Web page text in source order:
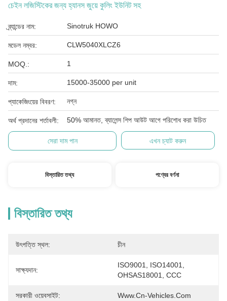
চেইন লজিস্টিকের জন্য হ্যানস জুয়ে কুলিং ইউনিট সহ
ব্র্যান্ডের নাম: Sinotruk HOWO
মডেল নম্বর: CLW5040XLCZ6
MOQ.: 1
দাম: 15000-35000 per unit
প্যাকেজিংয়ের বিবরণ: নগ্ন
অর্থ প্রদানের শর্তাবলী: 50% আমানত, ব্যালেন্স শিপ আউট আগে পরিশোধ করা উচিত
সেরা দাম পান এখন চ্যাট করুন
বিস্তারিত তথ্য পণ্যের বর্ণনা
বিস্তারিত তথ্য
উৎপত্তি স্থল: চীন
সাক্ষ্যদান:
ISO9001, ISO14001,
OHSAS18001, CCC
সরকারী ওয়েবসাইট: Www.cn-Vehicles.com